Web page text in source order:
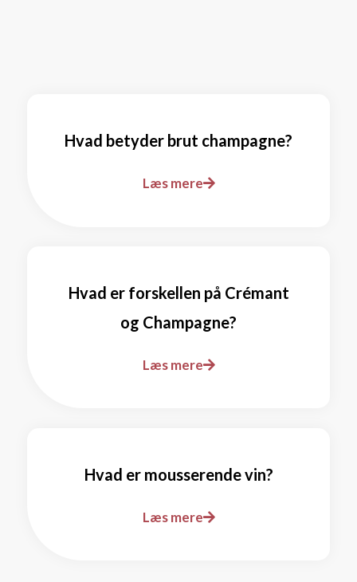
Hvad betyder brut champagne?
Læs mere
Hvad er forskellen på Crémant
og Champagne?
Læs mere
Hvad er mousserende vin?
Læs mere